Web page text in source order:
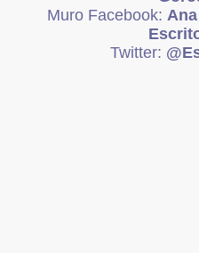
Muro Facebook:
Twitter: